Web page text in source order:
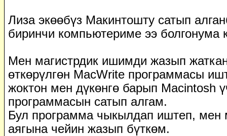
Лиза экөөбүз Макинтошту сатып
биринчи компьютериме ээ болгонума
Мен магистрдик ишимди жазып
өткөрүлгөн MacWrite программасы
жоктон мен дүкөнгө барып Macintosh
программасын сатып алгам.
Бул программа чыкылдап иштеп, мен
аягына чейин жазып бүткөм.